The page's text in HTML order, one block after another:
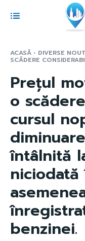
ACASĂ DIVERSE
SCĂDERE
Prețul
o
cursul
întâlnită
niciodată
benzinei.